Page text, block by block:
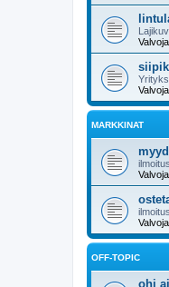
MARKKINAT
OFF-TOPIC
ohi